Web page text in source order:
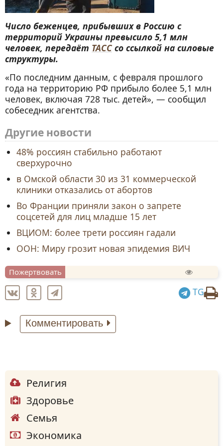
Число беженцев, прибывших в Россию с
территорий Украины превысило 5,1 млн
человек, передаёт ТАССсо ссылкой на силовые
структуры.
«По последним данным, с февраля прошлого
года на территорию РФ прибыло более 5,1 млн
человек, включая 728 тыс. детей», — сообщил
собеседник агентства.
Другие новости
48% россиян стабильно работают
сверхурочно
в Омской области 30 из 31 коммерческой
клиники отказались от абортов
Во Франции приняли закон о запрете
соцсетей для лиц младше 15 лет
ВЦИОМ: более трети россиян гадали
ООН: Миру грозит новая эпидемия ВИЧ
Пожертвовать
TG
Комментировать
Религия
Здоровье
Семья
Экономика